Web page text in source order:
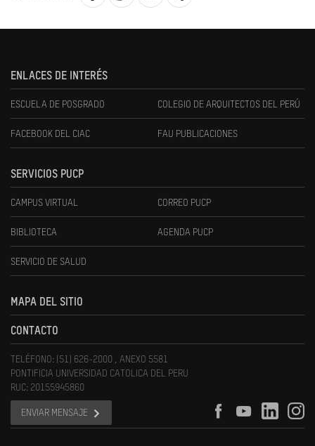
ENLACES DE INTERÉS
ESCUELA DE POSGRADO COLEGIO DE ARQUITECTOS DEL PERÚ
FACEBOOK DEL CIAC FAU PUBLICACIONES
SERVICIOS PUCP
CAMPUS VIRTUAL CORREO PUCP
BIBLIOTECA AGENDA PUCP
SERVICIO DE SALUD
MAPA DEL SITIO
CONTACTO
TELÉFONO: (51) 626-2000 , ANEXO 5581
PONTIFICIA UNIVERSIDAD CATOLICA DEL PERU
RUC: 20155945860
ENVIAR MENSAJE